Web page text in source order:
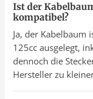
Ist der
kompatibel?
Ja, der Kabelbaum
125cc ausgelegt,
dennoch die
Hersteller zu